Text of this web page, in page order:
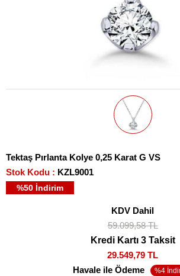
Tektaş Pırlanta Kolye 0,25 Karat G VS
Stok Kodu
KZL9001
%50 İndirim
KDV Dahil
59.099,58 TL
Kredi Kartı 3 Taksit
29.549,79 TL
Havale ile Ödeme